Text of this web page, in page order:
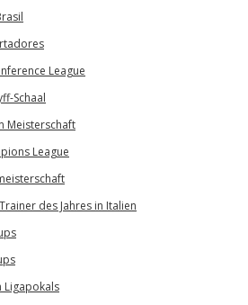
League
Schaal
Meisterschaft
League
des Jahres in Italien
Ligapokals